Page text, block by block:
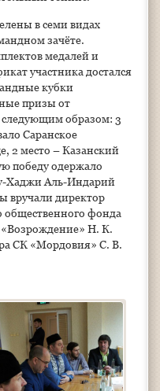
в семи видах
зачёте.
медалей и
участника достался
кубки
призы от
следующим образом: 3
Саранское
2 место – Казанский
победу одержало
Хаджи Аль-Индарий
вручали директор
общественного фонда
Н. К.
СК «Мордовия» С. В.